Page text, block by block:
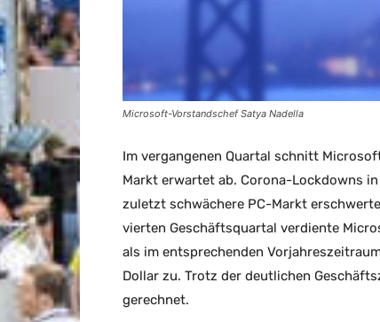
Microsoft-Vorstandschef Satya Nadella
Im vergangenen Quartal schnitt
Markt erwartet ab. Corona-Lockdowns
zuletzt schwächere PC-Markt
vierten Geschäftsquartal verdiente
als im entsprechenden
Dollar zu. Trotz der deutlichen
gerechnet.